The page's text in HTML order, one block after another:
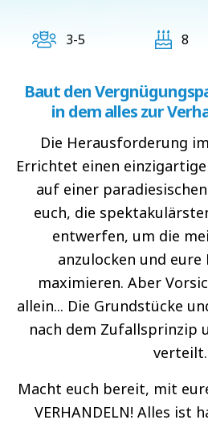
3-5 8
Baut den
in dem alles zur
Die Herausforderung
Errichtet einen
auf einer
euch, die
entwerfen, um die
anzulocken und eure
maximieren. Aber
allein... Die Grundstücke
nach dem Zufallsprinzip
verteilt.
Macht euch bereit, mit
VERHANDELN! Alles ist